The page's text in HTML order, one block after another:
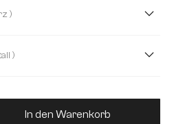
( Schwarz )
( Metall )
Anzahl: Gib den
In den Warenkorb